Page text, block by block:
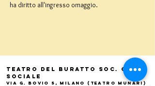
ha diritto all'ingresso omaggio.
Teatro del Buratto Soc. Coop
sociale
Via G. Bovio 5, Milano (Teatro Munari)